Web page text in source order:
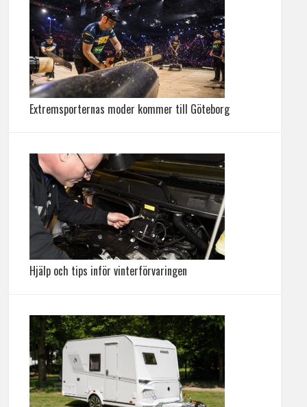
Extremsporternas moder kommer till Göteborg
Hjälp och tips inför vinterförvaringen